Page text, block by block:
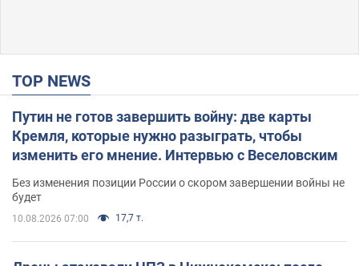
TOP NEWS
Путин не готов завершить войну: две карты
Кремля, которые нужно разыграть, чтобы
изменить его мнение. Интервью с Веселовским
Без изменения позиции России о скором завершении войны не
будет
10.08.2026 07:00 17,7 т.